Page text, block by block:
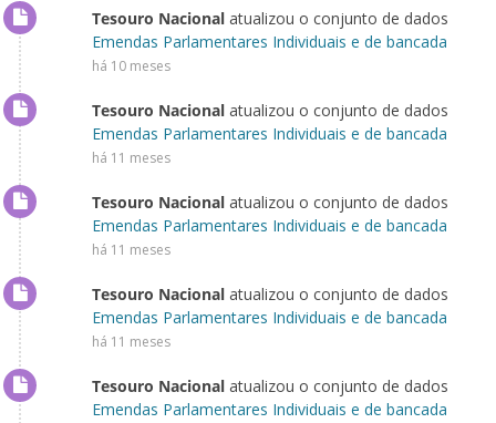
Tesouro Nacional atualizou o conjunto de dados
Emendas Parlamentares Individuais e de bancada
há 10 meses
Tesouro Nacional atualizou o conjunto de dados
Emendas Parlamentares Individuais e de bancada
há 11 meses
Tesouro Nacional atualizou o conjunto de dados
Emendas Parlamentares Individuais e de bancada
há 11 meses
Tesouro Nacional atualizou o conjunto de dados
Emendas Parlamentares Individuais e de bancada
há 11 meses
Tesouro Nacional atualizou o conjunto de dados
Emendas Parlamentares Individuais e de bancada